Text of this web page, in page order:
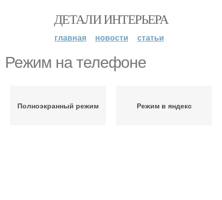
ДЕТАЛИ ИНТЕРЬЕРА
главная новости статьи
Режим на телефоне
Полноэкранный режим Режим в яндекс